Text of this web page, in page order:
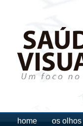
home os olhos